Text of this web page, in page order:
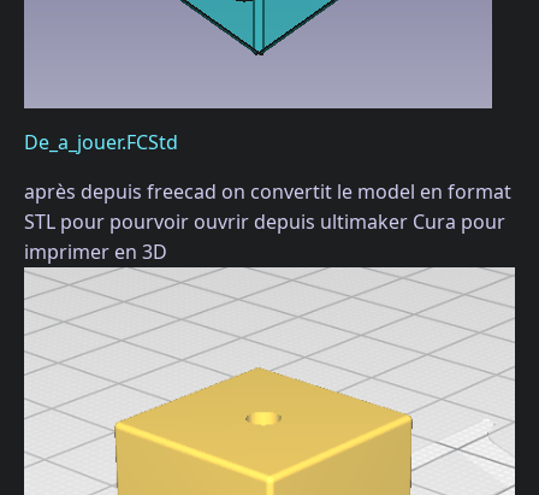
De_a_jouer.FCStd
après depuis freecad on convertit le model en format
STL pour pourvoir ouvrir depuis ultimaker Cura pour
imprimer en 3D